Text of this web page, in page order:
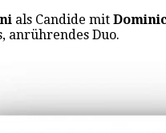
als Candide mit
anrührendes Duo.